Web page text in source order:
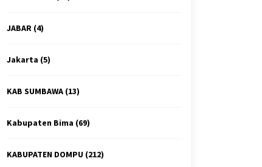
JABAR (4)
Jakarta (5)
KAB SUMBAWA (13)
Kabupaten Bima (69)
KABUPATEN DOMPU (212)